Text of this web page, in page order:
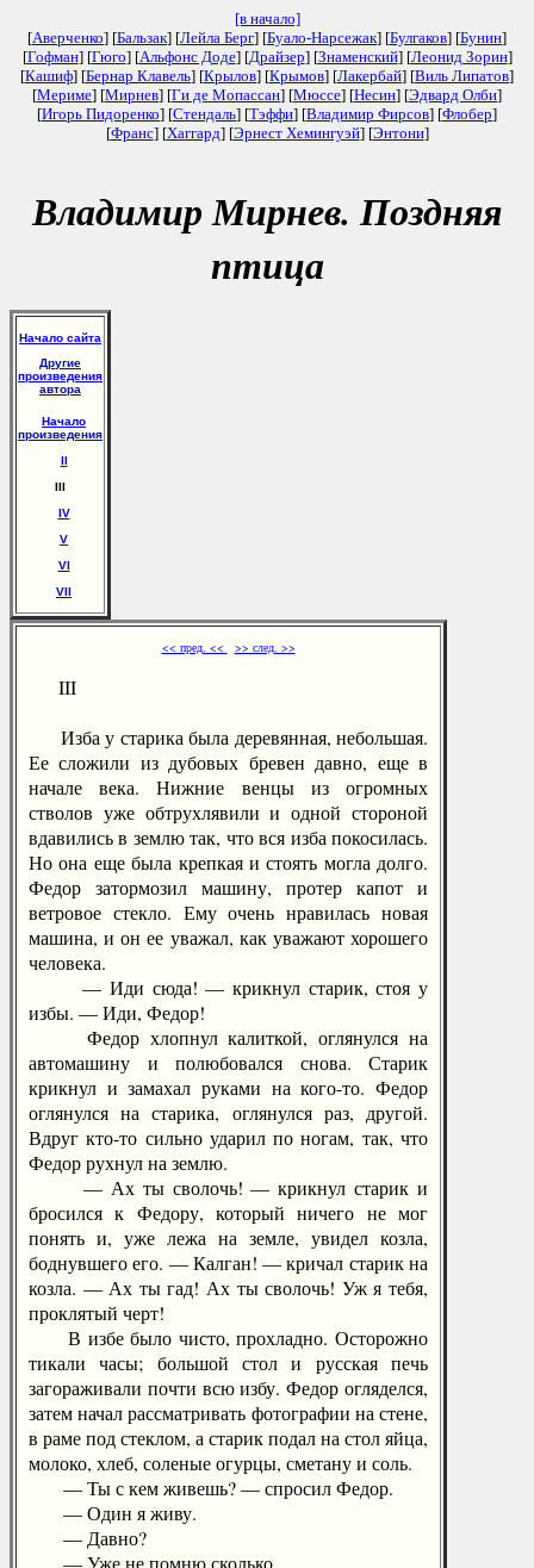
[в начало]
[Аверченко] [Бальзак] [Лейла Берг] [Буало-Нарсежак] [Булгаков] [Бунин]
[Гофман] [Гюго] [Альфонс Доде] [Драйзер] [Знаменский] [Леонид Зорин]
[Кашиф] [Бернар Клавель] [Крылов] [Крымов] [Лакербай] [Виль Липатов]
[Мериме] [Мирнев] [Ги де Мопассан] [Мюссе] [Несин] [Эдвард Олби]
[Игорь Пидоренко] [Стендаль] [Тэффи] [Владимир Фирсов] [Флобер]
[Франс] [Хаггард] [Эрнест Хемингуэй] [Энтони]
Владимир Мирнев. Поздняя
птица
Начало сайта
Другие
произведения
автора
Начало
произведения
II
III
IV
V
VI
VII
<< пред. << >> след. >>
III
Изба у старика была деревянная, небольшая.
Ее сложили из дубовых бревен давно, еще в
начале века. Нижние венцы из огромных
стволов уже обтрухлявили и одной стороной
вдавились в землю так, что вся изба покосилась.
Но она еще была крепкая и стоять могла долго.
Федор затормозил машину, протер капот и
ветровое стекло. Ему очень нравилась новая
машина, и он ее уважал, как уважают хорошего
человека.
— Иди сюда! — крикнул старик, стоя у
избы. — Иди, Федор!
Федор хлопнул калиткой, оглянулся на
автомашину и полюбовался снова. Старик
крикнул и замахал руками на кого-то. Федор
оглянулся на старика, оглянулся раз, другой.
Вдруг кто-то сильно ударил по ногам, так, что
Федор рухнул на землю.
— Ах ты сволочь! — крикнул старик и
бросился к Федору, который ничего не мог
понять и, уже лежа на земле, увидел козла,
боднувшего его. — Калган! — кричал старик на
козла. — Ах ты гад! Ах ты сволочь! Уж я тебя,
проклятый черт!
В избе было чисто, прохладно. Осторожно
тикали часы; большой стол и русская печь
загораживали почти всю избу. Федор огляделся,
затем начал рассматривать фотографии на стене,
в раме под стеклом, а старик подал на стол яйца,
молоко, хлеб, соленые огурцы, сметану и соль.
— Ты с кем живешь? — спросил Федор.
— Один я живу.
— Давно?
— Уже не помню сколько.